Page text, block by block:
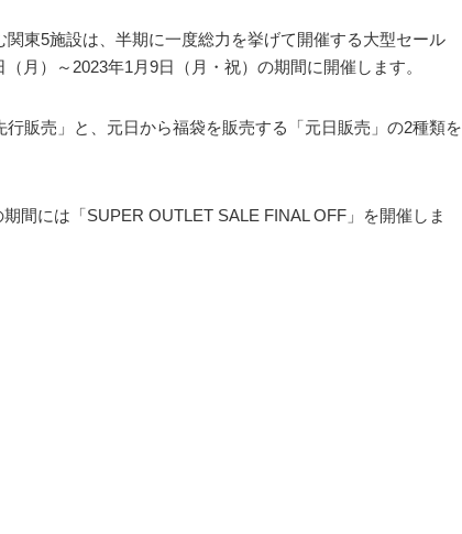
東5施設は、半期に一度総力を挙げて開催する大型セール
（月）～2023年1月9日（月・祝）の期間に開催します。
販売」と、元日から福袋を販売する「元日販売」の2種類を
間には「SUPER OUTLET SALE FINAL OFF」を開催しま